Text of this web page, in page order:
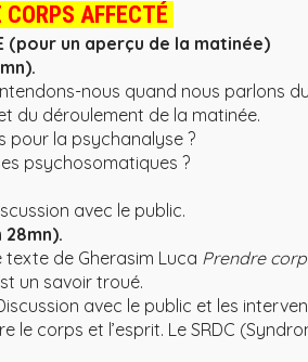
CORPS AFFECTÉ
(pour un aperçu de la matinée)
nous quand nous parlons
du déroulement de la matinée.
pour la psychanalyse ?
psychosomatiques ?
avec le public.
28mn).
texte de Gherasim Luca Prendre
un savoir troué.
avec le public et les
le corps et l’esprit. Le SRDC